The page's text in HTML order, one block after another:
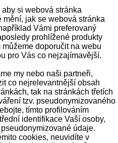
si webová stránka
jak se webová stránka
Vámi preferovaný
prohlížené produkty
doporučit na webu
pro Vás co nejzajímavější.
my nebo naši partneři,
co nejrelevantnější obsah
tak na stránkách třetích
tzv. pseudonymizovaného
tímto profilováním
identifikace Vaší osoby,
údaje.
cookies, neuvidíte v